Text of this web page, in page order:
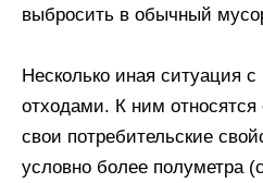
выбросить в обычный
Несколько иная ситуация
отходами. К ним
свои потребительские
условно более полуметра